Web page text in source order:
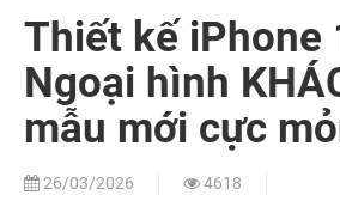
Thiết kế iPhone
Ngoại hình
mẫu mới cực
26/03/2026 4618